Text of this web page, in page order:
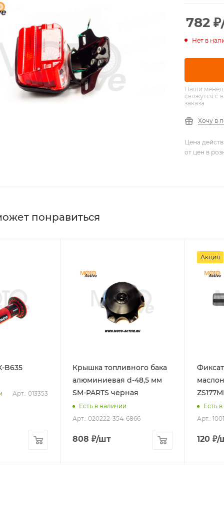
782 ₽
Нет в
Наши
свяжутся с
заказа
Хочу в
Цена
от цен в
понравиться
B635
Арт.: 013353
Крышка топливного бака
алюминиевая d-48,5 мм
SM-PARTS черная
Есть в наличии
Арт.: 020222-354-6866
808 ₽/шт
Акция
Есть
Арт.:
120₽/